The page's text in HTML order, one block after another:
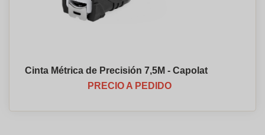
Cinta Métrica de Precisión 7,5M - Capolat
PRECIO A PEDIDO